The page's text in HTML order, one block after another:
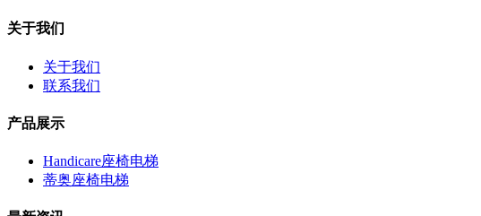
关于我们
关于我们
联系我们
产品展示
Handicare座椅电梯
蒂奥座椅电梯